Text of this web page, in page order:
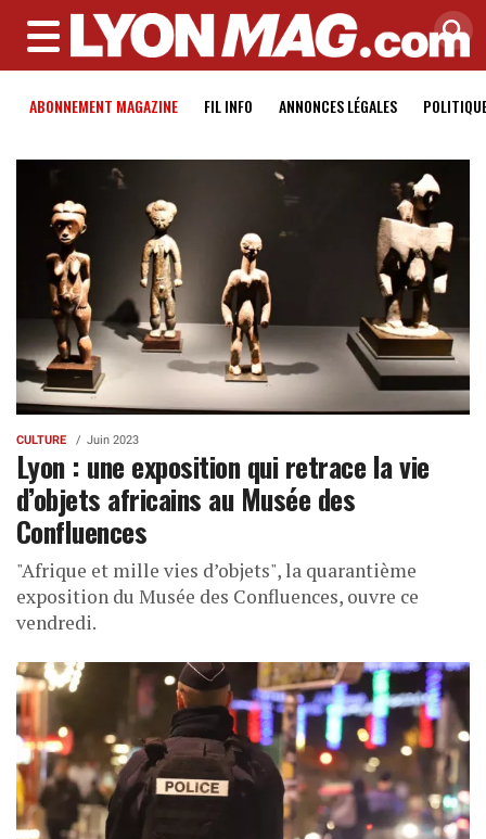
MENU
ABONNEMENT MAGAZINE FIL INFO ANNONCES LÉGALES
CULTURE Juin 2023
Lyon : une exposition qui retrace la vie
d’objets africains au Musée des
Confluences
"Afrique et mille vies d’objets", la quarantième
exposition du Musée des Confluences, ouvre ce
vendredi.